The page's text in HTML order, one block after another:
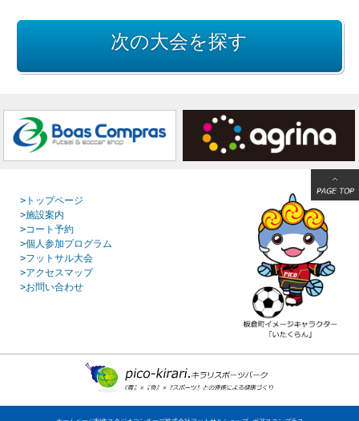
次の大会を探す
>トップページ
>施設案内
>コート予約
>個人参加プログラム
>フットサル大会
>アクセスマップ
>お問い合わせ